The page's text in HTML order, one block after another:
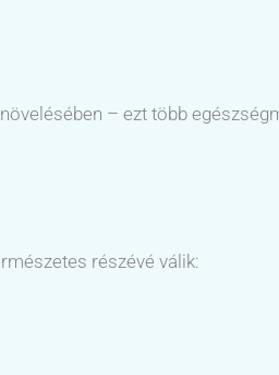
– ezt több
részévé válik: